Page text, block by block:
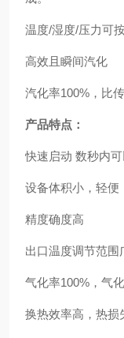
温度/湿度/压力可
高效且瞬间汽化
汽化率100%，比
产品特点：
快速启动 数秒内
设备体积小，轻便
精度确度高
出口温度调节范
气化率100%，气
换热效率高，热损